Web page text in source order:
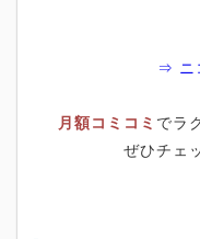
⇒ ニ
月額コミコミ でラ
ぜひチェ